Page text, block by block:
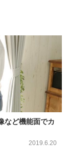
など機能面でカ
2019.6.20